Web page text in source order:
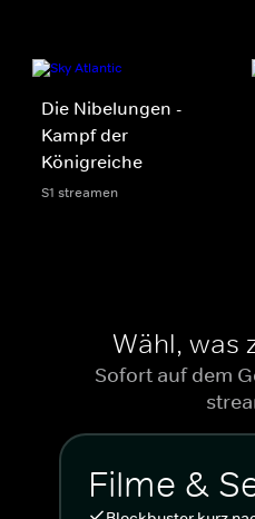
Die Nibelungen -
Kampf der
Königreiche
S1 streamen
Wähl, was
Sofort auf dem
Filme &